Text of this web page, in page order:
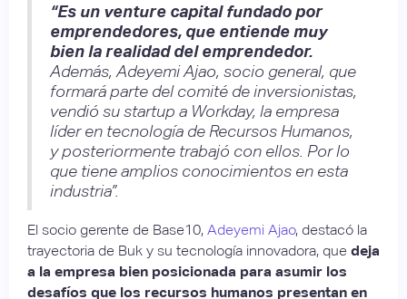
“Es un venture capital fundado por
emprendedores, que entiende muy
bien la realidad del emprendedor.
Además, Adeyemi Ajao, socio general, que
formará parte del comité de inversionistas,
vendió su startup a Workday, la empresa
líder en tecnología de Recursos Humanos,
y posteriormente trabajó con ellos. Por lo
que tiene amplios conocimientos en esta
industria”.
El socio gerente de Base10, Adeyemi Ajao, destacó la
trayectoria de Buk y su tecnología innovadora, que deja
a la empresa bien posicionada para asumir los
desafíos que los recursos humanos presentan en